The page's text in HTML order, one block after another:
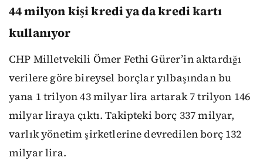
44 milyon kişi kredi ya da kredi kartı
kullanıyor
CHP Milletvekili Ömer Fethi Gürer’in aktardığı
verilere göre bireysel borçlar yılbaşından bu
yana 1 trilyon 43 milyar lira artarak 7 trilyon 146
milyar liraya çıktı. Takipteki borç 337 milyar,
varlık yönetim şirketlerine devredilen borç 132
milyar lira.